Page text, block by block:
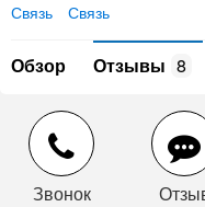
Связь Связь
Обзор Отзывы 8
Звонок